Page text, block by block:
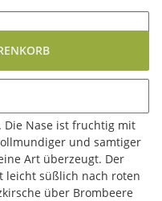
Die Nase ist fruchtig mit
und samtiger
Art überzeugt. Der
leicht süßlich nach roten
über Brombeere